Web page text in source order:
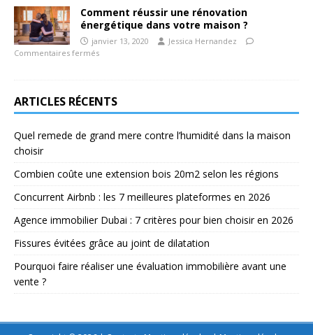
Comment réussir une rénovation
énergétique dans votre maison ?
janvier 13, 2020
Jessica Hernandez
Commentaires fermés
ARTICLES RÉCENTS
Quel remede de grand mere contre l’humidité dans la maison
choisir
Combien coûte une extension bois 20m2 selon les régions
Concurrent Airbnb : les 7 meilleures plateformes en 2026
Agence immobilier Dubai : 7 critères pour bien choisir en 2026
Fissures évitées grâce au joint de dilatation
Pourquoi faire réaliser une évaluation immobilière avant une
vente ?